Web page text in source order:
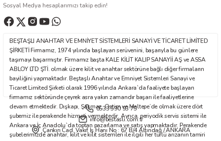
Ürün açıklamasında eksik bilgiler bulunuyor.
Ürün bilgilerinde hatalar bulunuyor.
Bu ürüne benzer farklı alternatifler olmalı.
Gönder
Sosyal Medya hesaplarımızı takip edin!
BEŞTAŞLI ANAHTAR VE EMNİYET SİSTEMLERİ SANAYİ VE TİCARET LİMİTED
ŞİRKETİ Firmamız, 1974 yılında başlayan serüvenini, başarıyla bu günlere
taşımayı başarmıştır. Firmamız başta KALE KİLİT KALIP SANAYİİ AŞ ve ASSA
ABLOY LTD ŞTİ. olmak üzere kilit ve anahtar sektörüne bağlı diğer firmaların
bayiliğini yapmaktadır. Beştaşlı Anahtar ve Emniyet Sistemleri Sanayi ve
Ticaret Limited Şirketi olarak 1996 yılında Ankara`da faaliyete başlayan
firmamız sektöründe çeyrek asra yakın zamandır başarı ile faaliyetlerine
devam etmektedir. Dışkapı, Şaşmaz, Ostim ve Maltepe’de olmak üzere dört
şubemiz ile perakende hizmeti vermektedir. Ayrıca, periyodik servis sistemi ile
Ankara ve İç Anadolu`da toptan pazarlama ve satış yapmaktadır. Perakende
şubelerimizde anahtar, kilit ve kilit sistemleri ile ilgili her türlü arızanın tamiri
0533 590 93 75
info@bestasli.com.tr
Çankırı Cad. Vakıf İş Hanı No : 67 B/4 Altındağ / ANKARA